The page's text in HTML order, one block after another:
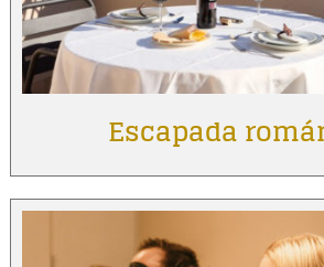
Escapada